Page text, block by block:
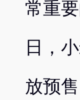
常重
日，
放预